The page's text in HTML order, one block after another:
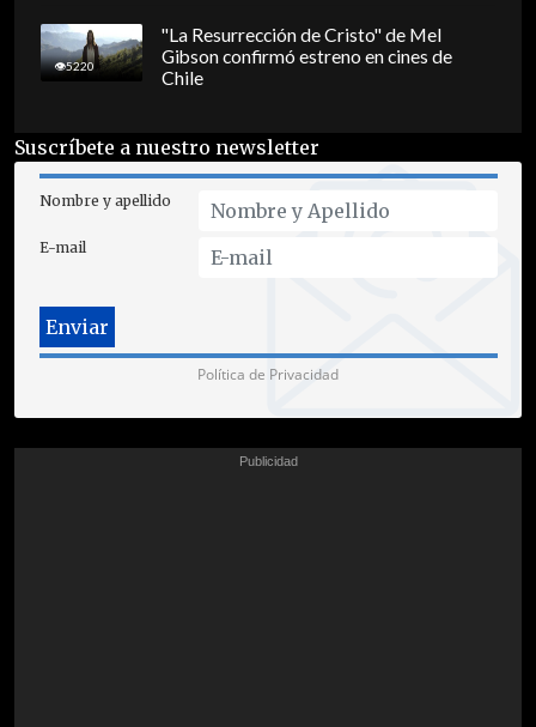
5220
"La Resurrección de Cristo" de Mel
Gibson confirmó estreno en cines de
Chile
Suscríbete a nuestro newsletter
Nombre y apellido
E-mail
Política de Privacidad